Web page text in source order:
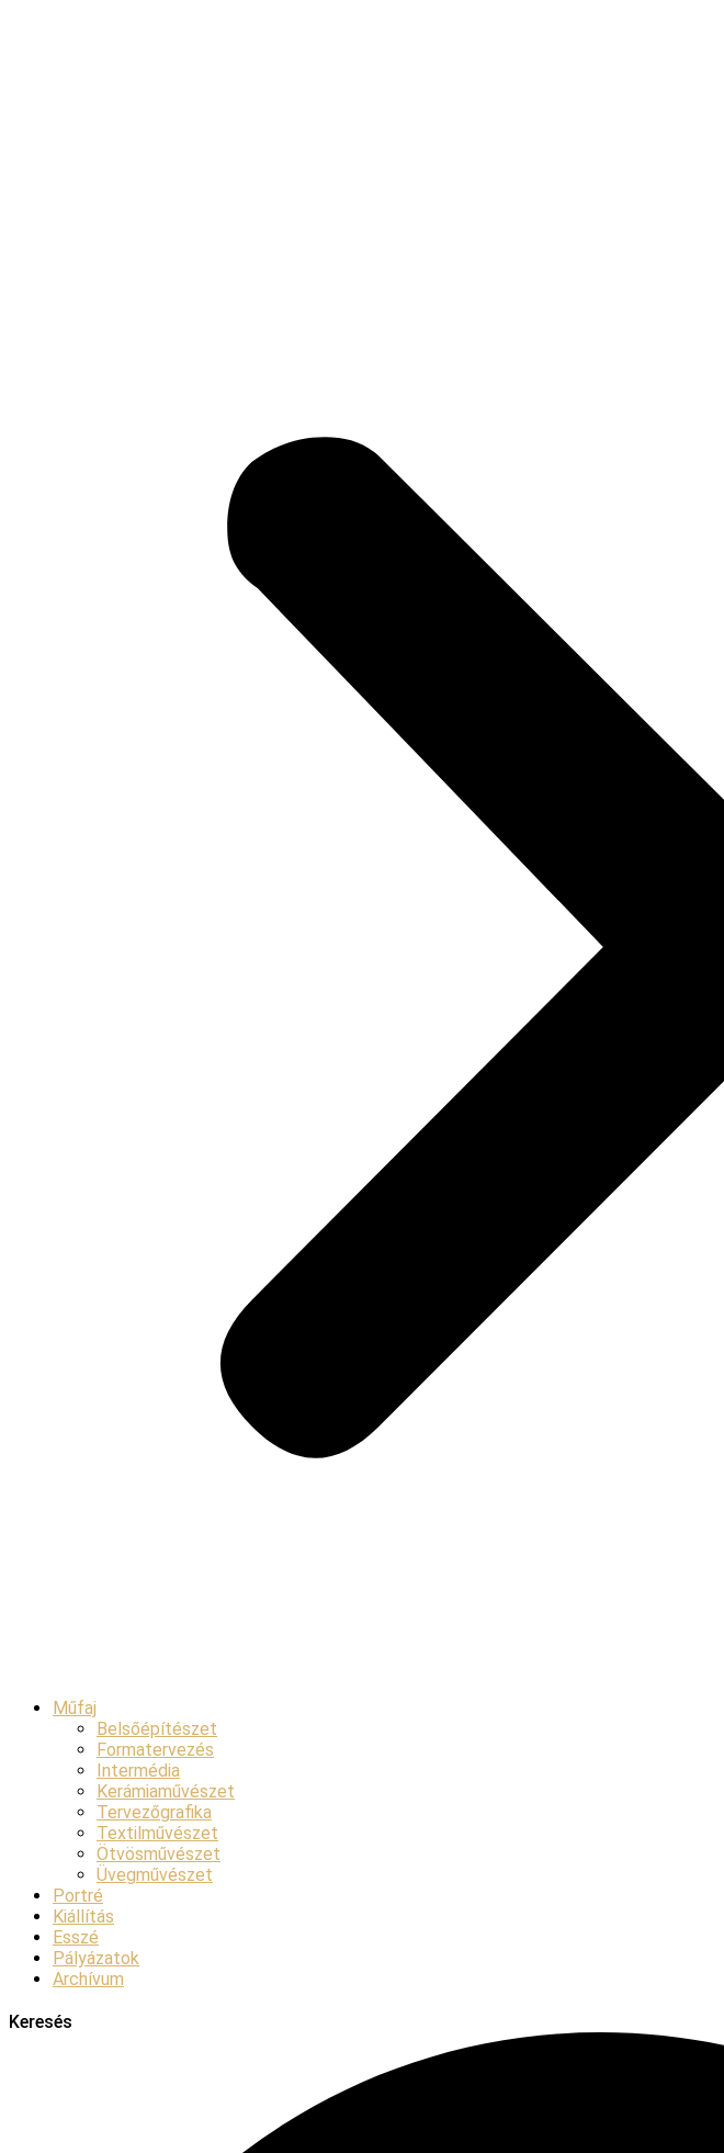
Műfaj
Belsőépítészet
Formatervezés
Intermédia
Kerámiaművészet
Tervezőgrafika
Textilművészet
Ötvösművészet
Üvegművészet
Portré
Kiállítás
Esszé
Pályázatok
Archívum
Keresés